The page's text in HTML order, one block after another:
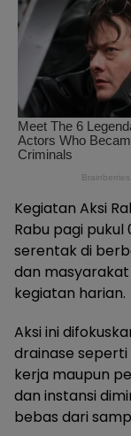
Kegiatan Aksi
Rabu pagi pukul
serentak di
dan
kegiatan harian.
Aksi ini
drainase seperti
kerja maupun
dan instansi
bebas dari